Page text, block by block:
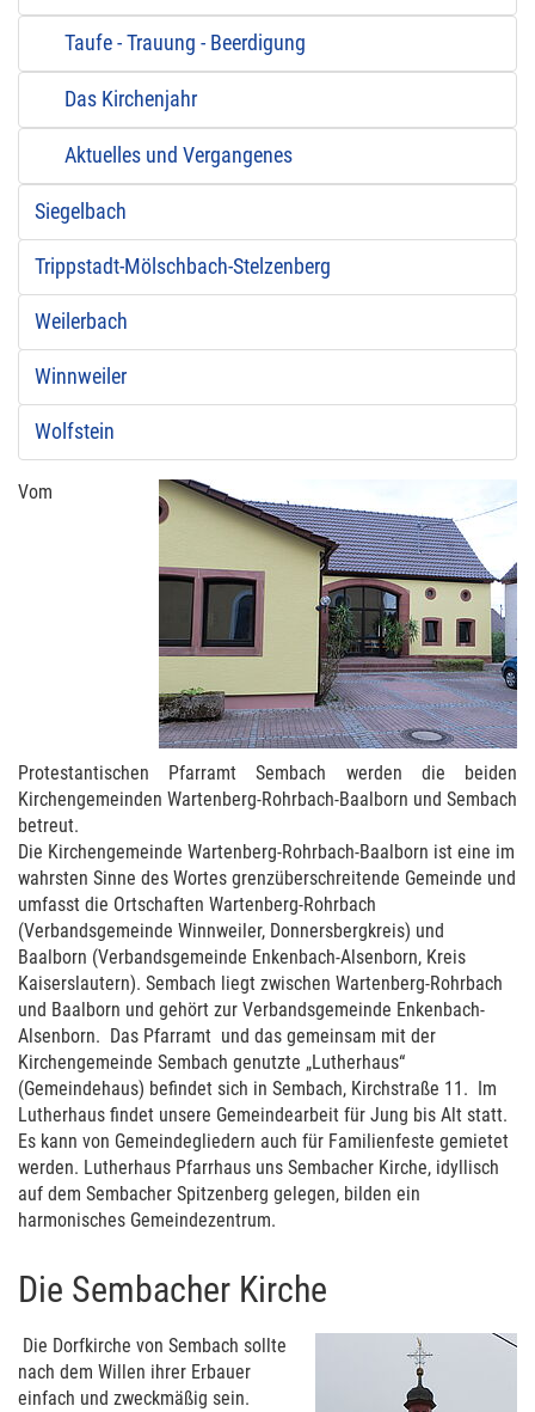
Taufe - Trauung - Beerdigung
Das Kirchenjahr
Aktuelles und Vergangenes
Siegelbach
Trippstadt-Mölschbach-Stelzenberg
Weilerbach
Winnweiler
Wolfstein
Vom
Protestantischen Pfarramt Sembach werden die beiden
Kirchengemeinden Wartenberg-Rohrbach-Baalborn und Sembach
betreut.
Die Kirchengemeinde Wartenberg-Rohrbach-Baalborn ist eine im
wahrsten Sinne des Wortes grenzüberschreitende Gemeinde und
umfasst die Ortschaften Wartenberg-Rohrbach
(Verbandsgemeinde Winnweiler, Donnersbergkreis) und
Baalborn (Verbandsgemeinde Enkenbach-Alsenborn, Kreis
Kaiserslautern). Sembach liegt zwischen Wartenberg-Rohrbach
und Baalborn und gehört zur Verbandsgemeinde Enkenbach-
Alsenborn. Das Pfarramt und das gemeinsam mit der
Kirchengemeinde Sembach genutzte „Lutherhaus“
(Gemeindehaus) befindet sich in Sembach, Kirchstraße 11. Im
Lutherhaus findet unsere Gemeindearbeit für Jung bis Alt statt.
Es kann von Gemeindegliedern auch für Familienfeste gemietet
werden. Lutherhaus Pfarrhaus uns Sembacher Kirche, idyllisch
auf dem Sembacher Spitzenberg gelegen, bilden ein
harmonisches Gemeindezentrum.
Die Sembacher Kirche
Die Dorfkirche von Sembach sollte
nach dem Willen ihrer Erbauer
einfach und zweckmäßig sein.